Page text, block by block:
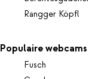
Rangger Köpfl
Populaire webcams
Fusch